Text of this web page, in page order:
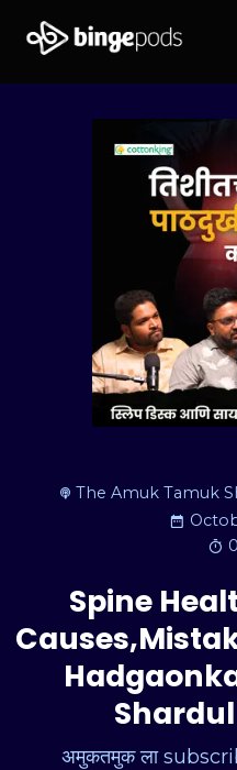
The Amuk Tamuk
Spine
अमुकतमुक ला